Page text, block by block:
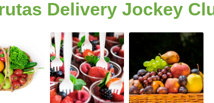
Fornecimento de Frutas para Escritórios
Frutas Selecionadas
Serviço de Delivery de Frutas
Entrega de Frutas e Verduras
Entrega de Frutas em Escritorios
Delivery Jockey